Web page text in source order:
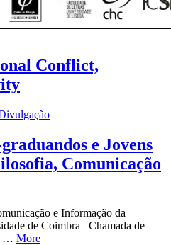
Conflict,
e Jovens
Comunicação
e Informação da
de Coimbra Chamada de
… More